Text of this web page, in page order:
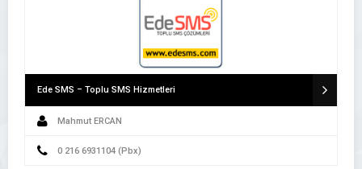
Ede SMS – Toplu SMS Hizmetleri
Mahmut ERCAN
0 216 6931104 (Pbx)